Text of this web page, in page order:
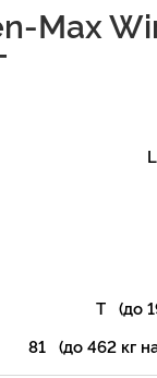
Max
T (до
81 (до 462 кг